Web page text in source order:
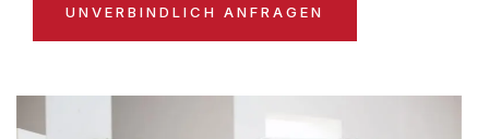
UNVERBINDLICH ANFRAGEN